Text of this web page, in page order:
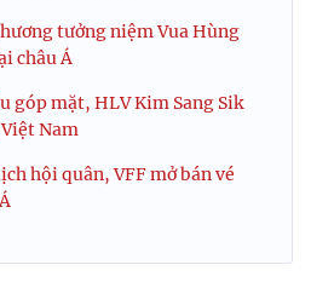
tưởng niệm Vua Hùng
châu Á
góp mặt, HLV Kim Sang Sik
Nam
hội quân, VFF mở bán vé